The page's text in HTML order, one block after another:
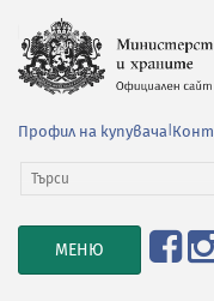
Профил на купувача
TOGGLE
NAVIGATION
МЕНЮ